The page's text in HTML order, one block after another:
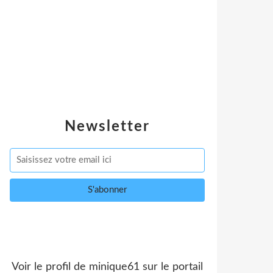
Newsletter
Voir le profil de minique61 sur le portail